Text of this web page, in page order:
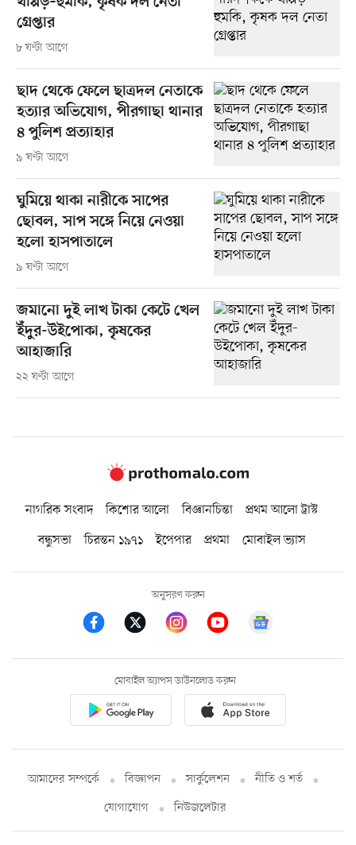
গ্রেপ্তার
৮ ঘণ্টা আগে
ছাদ থেকে ফেলে ছাত্রদল নেতাকে
হত্যার অভিযোগ, পীরগাছা থানার
৪ পুলিশ প্রত্যাহার
৯ ঘণ্টা আগে
ঘুমিয়ে থাকা নারীকে সাপের
ছোবল, সাপ সঙ্গে নিয়ে নেওয়া
হলো হাসপাতালে
৯ ঘণ্টা আগে
জমানো দুই লাখ টাকা কেটে খেল
ইঁদুর-উইপোকা, কৃষকের
আহাজারি
২২ ঘণ্টা আগে
নাগরিক সংবাদ কিশোর আলো বিজ্ঞানচিন্তা
প্রথম আলো ট্রাস্ট
বন্ধুসভা
চিরন্তন ১৯৭১ ইপেপার প্রথমা মোবাইল ভ্যাস
অনুসরণ করুন
মোবাইল অ্যাপস ডাউনলোড করুন
আমাদের সম্পর্কে বিজ্ঞাপন সার্কুলেশন
নীতি ও শর্ত
যোগাযোগ
নিউজলেটার